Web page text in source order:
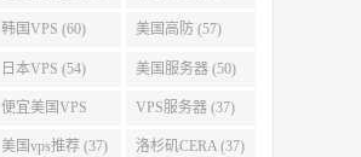
韩国VPS (60) 美国高防 (57)
日本VPS (54) 美国服务器 (50)
便宜美国VPS
(38)
VPS服务器 (37)
美国vps推荐 (37) 洛杉矶CERA (37)